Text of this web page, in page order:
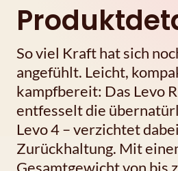
So viel Kraft hat sich
angefühlt. Leicht,
kampfbereit: Das Levo
entfesselt die
Levo 4 – verzichtet
Zurückhaltung. Mit
Gesamtgewicht von bis